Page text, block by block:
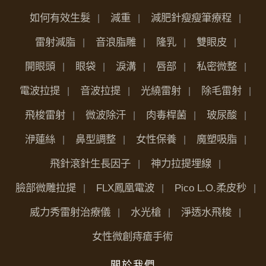
如何有效生髮 減重 減肥針瘦瘦筆療程
雷射減脂 音浪脂雕 隆乳 雙眼皮
開眼頭 眼袋 淚溝 唇部 私密微整
電波拉提 音波拉提 光繞雷射 除毛雷射
飛梭雷射 微波除汗 肉毒桿菌 玻尿酸
洢蓮絲 鼻型調整 女性保養 魔塑吸脂
飛針滾針生長因子 神力拉提埋線
臉部微雕拉提 FLX鳳凰電波 Pico L.O.柔皮秒
威力秀雷射治療儀 水光槍 淨透水飛梭
女性微創痔瘡手術